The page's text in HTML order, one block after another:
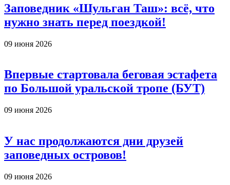
Заповедник «Шульган Таш»: всё, что
нужно знать перед поездкой!
09 июня 2026
Впервые стартовала беговая эстафета
по Большой уральской тропе (БУТ)
09 июня 2026
У нас продолжаются дни друзей
заповедных островов!
09 июня 2026